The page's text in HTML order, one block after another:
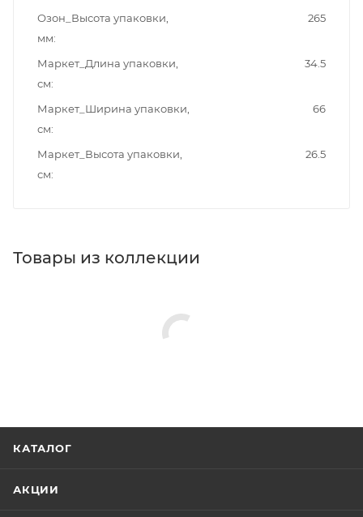
Озон_Высота упаковки,
мм
265
Маркет_Длина упаковки,
см
34.5
Маркет_Ширина упаковки,
см
66
Маркет_Высота упаковки,
см
26.5
Товары из коллекции
КАТАЛОГ
АКЦИИ